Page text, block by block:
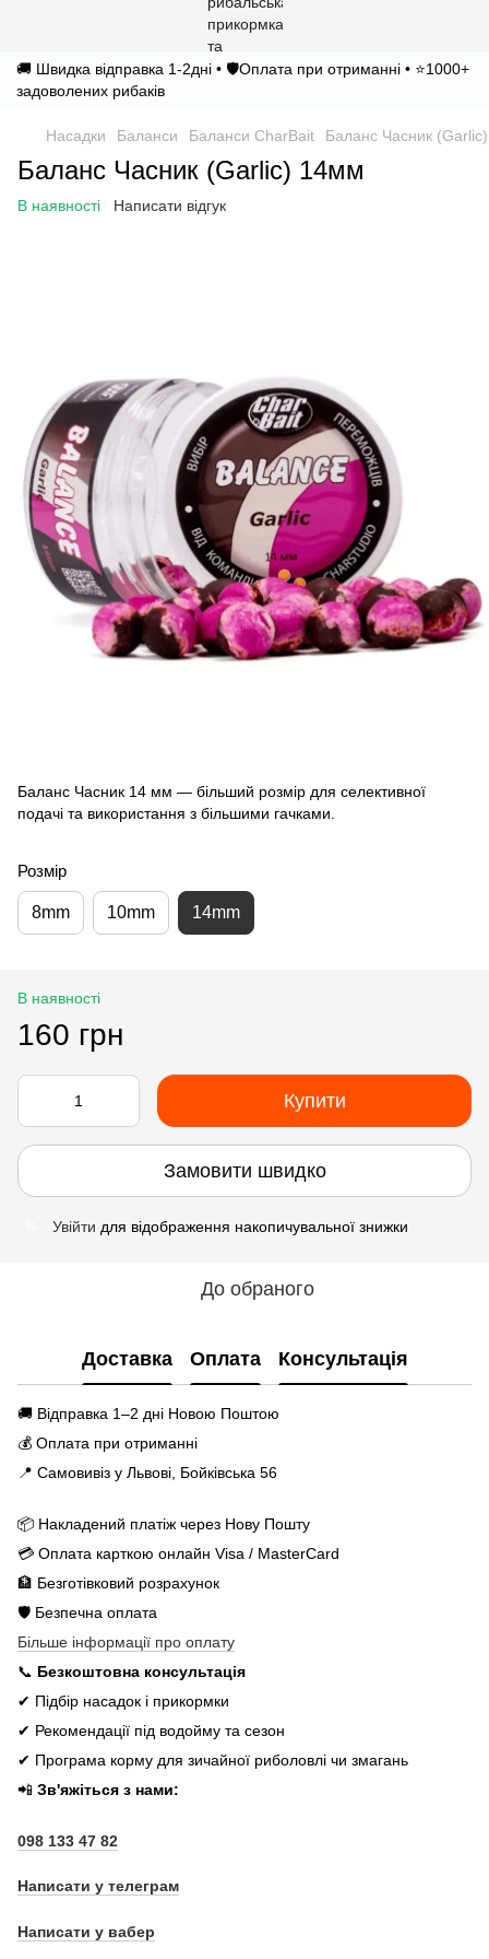
🚚 Швидка відправка 1-2дні • 🛡️Оплата при отриманні • ⭐1000+
задоволених рибаків
Насадки Баланси Баланси CharBait Баланс Часник
Баланс Часник (Garlic) 14мм
В наявності Написати відгук
Баланс Часник 14 мм — більший розмір для селективної
подачі та використання з більшими гачками.
Розмір
8mm 10mm 14mm
В наявності
160 грн
Купити
Замовити швидко
Увійти для відображення накопичувальної знижки
До обраного
Доставка Оплата Консультація
🚚 Відправка 1–2 дні Новою Поштою
💰 Оплата при отриманні
📍 Самовивіз у Львові, Бойківська 56
📦 Накладений платіж через Нову Пошту
💳 Оплата карткою онлайн Visa / MasterCard
🏦 Безготівковий розрахунок
🛡️ Безпечна оплата
Більше інформації про оплату
📞 Безкоштовна консультація
✔ Підбір насадок і прикормки
✔ Рекомендації під водойму та сезон
✔ Програма корму для зичайної риболовлі чи змагань
📲 Зв'яжіться з нами:
098 133 47 82
Написати у телеграм
Написати у вабер